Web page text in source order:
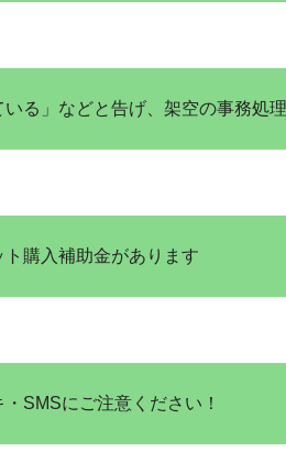
いる」などと告げ、架空の事務処
ト購入補助金があります
SMSにご注意ください！